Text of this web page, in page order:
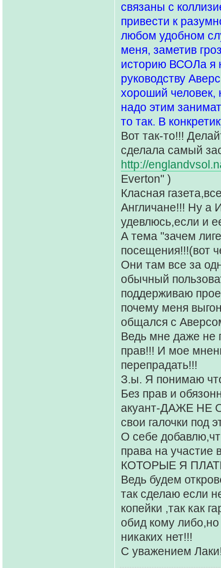
связаны с
привести к
любом удобном
меня, заметив
историю ВСОЛа я
руководству
хороший человек,
надо этим
то так. В
Вот так-то!!!
сделала самый
http://
Everton" )
Класная
Англичане!!! Ну а
удевлюсь,если и
А тема "зачем
посещения!!!(вот
Они там все за
обычный
поддерживаю
почему меня
общался с
Ведь мне даже не
прав!!! И мое
перепрадать!!!
З.ы. Я понимаю
Без прав и
акуант-ДАЖЕ НЕ
свои галочки под
О себе
права на
КОТОРЫЕ Я
Ведь будем
так сделаю если
копейки ,так как
обид кому
никаких нет!!!
С уважением